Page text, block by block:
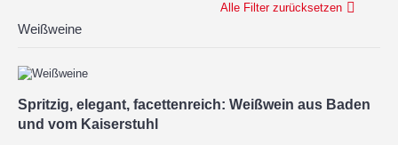
Alle Filter zurücksetzen
Weißweine
Spritzig, elegant, facettenreich: Weißwein aus Baden
und vom Kaiserstuhl